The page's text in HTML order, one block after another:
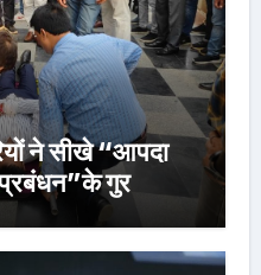
ने सीखे “आपदा
गुर